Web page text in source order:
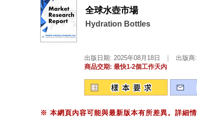
全球水壺市場
Hydration Bottles
出版日期: 2025年08月18日 | 出版商:
商品交期: 最快1-2個工作天內
※ 本網頁內容可能與最新版本有所差異。詳細情